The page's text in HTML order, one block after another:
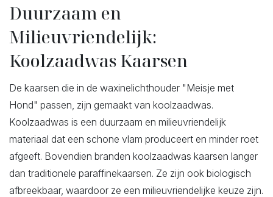
Duurzaam en
Milieuvriendelijk:
Koolzaadwas Kaarsen
De kaarsen die in de waxinelichthouder "Meisje met
Hond" passen, zijn gemaakt van koolzaadwas.
Koolzaadwas is een duurzaam en milieuvriendelijk
materiaal dat een schone vlam produceert en minder roet
afgeeft. Bovendien branden koolzaadwas kaarsen langer
dan traditionele paraffinekaarsen. Ze zijn ook biologisch
afbreekbaar, waardoor ze een milieuvriendelijke keuze zijn.